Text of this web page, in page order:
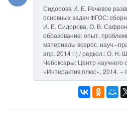
Сидорова И. Е. Речевое
основных задач ФГОС:
И. Е. Сидорова, О. В.
образование: опыт,
материалы всерос.
апр. 2014 г.) / редкол.: О. Н.
Чебоксары: Центр научного
«Интерактив плюс», 2014. –